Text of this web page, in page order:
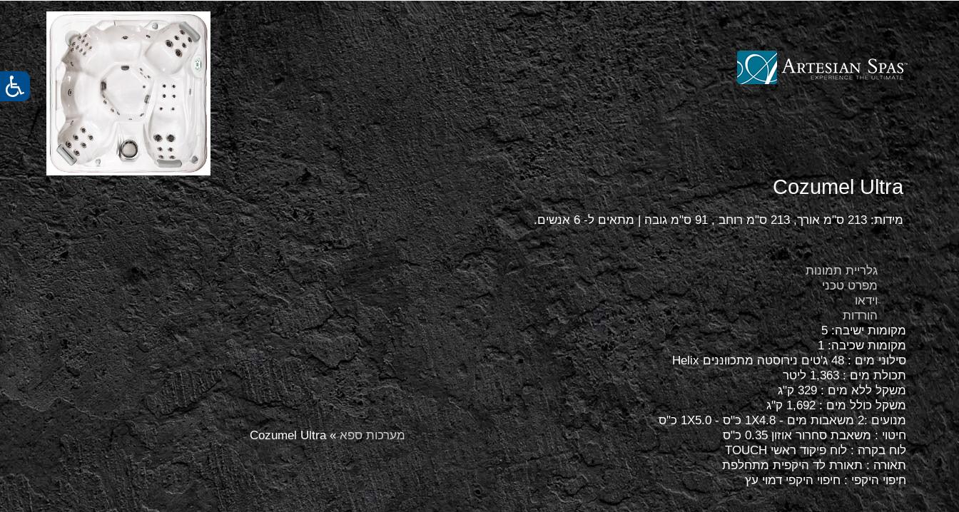
מערכות ספא»
Cozumel Ultra
Cozumel Ultra
מידות: 213 ס"מ אורך, 213 ס"מ רוחב , 91 ס"מ גובה | מתאים ל- 6 אנשים.
גלריית תמונות
מפרט טכני
וידאו
הורדות
מקומות ישיבה: 5
מקומות שכיבה: 1
סילוני מים : 48 ג'טים נירוסטה מתכווננים Helix
תכולת מים : 1,363 ליטר
משקל ללא מים : 329 ק"ג
משקל כולל מים : 1,692 ק"ג
מנועים :2 משאבות מים - 1X4.8 כ"ס - 1X5.0 כ"ס
חיטוי : משאבת סחרור אוזון 0.35 כ"ס
לוח בקרה : לוח פיקוד ראשי TOUCH
תאורה : תאורת לד היקפית מתחלפת
חיפוי היקפי : חיפוי היקפי דמוי עץ